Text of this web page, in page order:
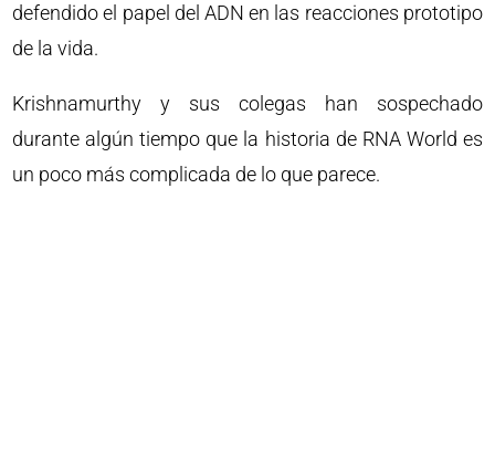
defendido el papel del ADN en las reacciones prototipo
de la vida.
Krishnamurthy y sus colegas han sospechado
durante algún tiempo que la historia de RNA World es
un poco más complicada de lo que parece.